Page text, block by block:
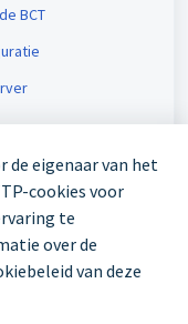
BCT
de eigenaar van het
cookies voor
te
over de
van deze